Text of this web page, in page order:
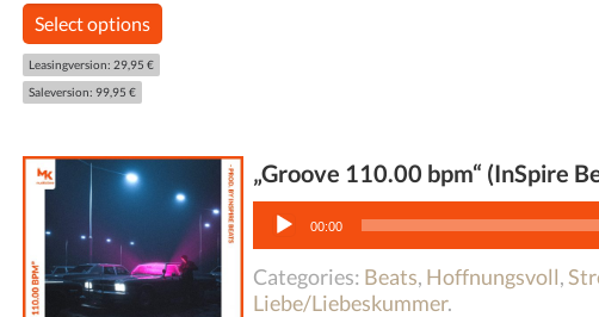
Select options
Leasingversion: 29,95 €
Saleversion: 99,95 €
„Groove 110.00 bpm“ (InSpire
Audio-
Player
00:00
Categories: Beats, Hoffnungsvoll,
Liebe/Liebeskummer.